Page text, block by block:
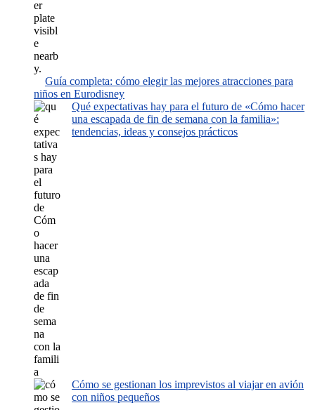
Guía completa: cómo elegir las mejores atracciones para
niños en Eurodisney
Qué expectativas hay para el futuro de «Cómo hacer
una escapada de fin de semana con la familia»:
tendencias, ideas y consejos prácticos
Cómo se gestionan los imprevistos al viajar en avión
con niños pequeños